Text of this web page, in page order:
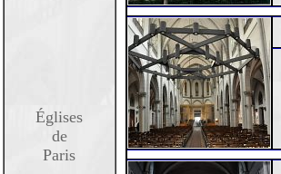
Églises
de
Paris